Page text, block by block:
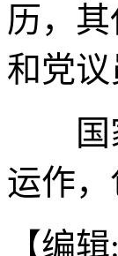
历，
和党议
国家
运作
【编